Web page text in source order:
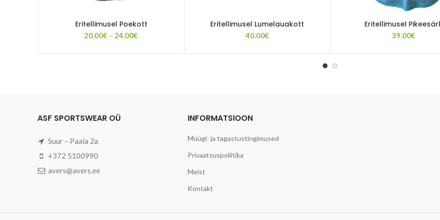
Eritellimusel Poekott
20.00€ – 24.00€
20.00€
Eritellimusel Lumelauakott
40.00€
Eritellimusel
39.00€
ASF SPORTSWEAR OÜ
Suur – Paala 2a
+372 5100990
avers@avers.ee
INFORMATSIOON
Müügi- ja tagastustingimused
Privaatsuspoliitika
Meist
Kontakt